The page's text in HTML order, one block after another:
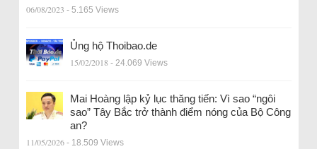
06/08/2023 - 5.165 Views
Ủng hộ Thoibao.de
15/02/2018 - 24.069 Views
Mai Hoàng lập kỷ lục thăng tiến: Vì sao “ngôi
sao” Tây Bắc trở thành điểm nóng của Bộ Công
an?
11/05/2026 - 18.509 Views